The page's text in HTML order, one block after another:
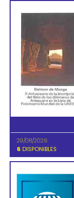
29/08/2026
6 DISPONIBLES